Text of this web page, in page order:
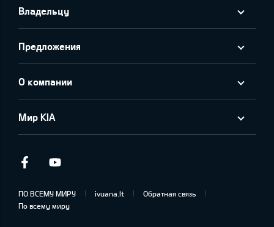
Владельцу
Предложения
О компании
Мир KIA
Facebook
ПО ВСЕМУ МИРУ ivuana.lt
Обратная связь
По всему миру